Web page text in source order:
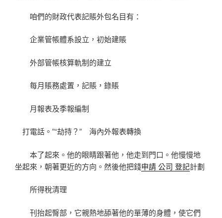
咱們的財政代表記賬外包名目有：
企業管帳體系設立，初始建賬
外部管帳核算軌制的建立
每月賬務處置，記賬，錄賬
月報表及季報編制
打電話。”“劫持？” 海內外報表轉換
本了起來。他的眼睛跟著他，他走到門口。他慢慢地
坐起來，朝著更近的方向。然後他把錢申請 公司 登記計劃
所得稅清理
刊抬起臀部，它親熱地舔著他的單薄的身體，使它們